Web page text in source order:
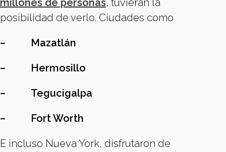
millones de personas, tuvieran la
posibilidad de verlo. Ciudades como
– Mazatlán
– Hermosillo
– Tegucigalpa
– Fort Worth
E incluso Nueva York, disfrutaron de